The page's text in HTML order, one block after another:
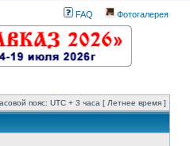
FAQ Фотогалерея
пояс: UTC + 3 часа [ Летнее время ]